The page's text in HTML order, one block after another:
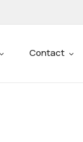
Contact